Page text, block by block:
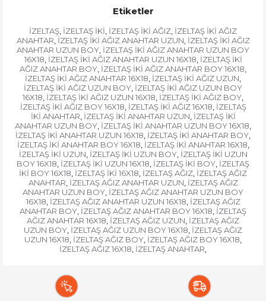
Etiketler
İZELTAŞ, İZELTAŞ İKİ, İZELTAŞ İKİ AĞIZ, İZELTAŞ İKİ AĞIZ
ANAHTAR, İZELTAŞ İKİ AĞIZ ANAHTAR UZUN, İZELTAŞ İKİ AĞIZ
ANAHTAR UZUN BOY, İZELTAŞ İKİ AĞIZ ANAHTAR UZUN BOY
16X18, İZELTAŞ İKİ AĞIZ ANAHTAR UZUN 16X18, İZELTAŞ İKİ
AĞIZ ANAHTAR BOY, İZELTAŞ İKİ AĞIZ ANAHTAR BOY 16X18,
İZELTAŞ İKİ AĞIZ ANAHTAR 16X18, İZELTAŞ İKİ AĞIZ UZUN,
İZELTAŞ İKİ AĞIZ UZUN BOY, İZELTAŞ İKİ AĞIZ UZUN BOY
16X18, İZELTAŞ İKİ AĞIZ UZUN 16X18, İZELTAŞ İKİ AĞIZ BOY,
İZELTAŞ İKİ AĞIZ BOY 16X18, İZELTAŞ İKİ AĞIZ 16X18, İZELTAŞ
İKİ ANAHTAR, İZELTAŞ İKİ ANAHTAR UZUN, İZELTAŞ İKİ
ANAHTAR UZUN BOY, İZELTAŞ İKİ ANAHTAR UZUN BOY 16X18,
İZELTAŞ İKİ ANAHTAR UZUN 16X18, İZELTAŞ İKİ ANAHTAR BOY,
İZELTAŞ İKİ ANAHTAR BOY 16X18, İZELTAŞ İKİ ANAHTAR 16X18,
İZELTAŞ İKİ UZUN, İZELTAŞ İKİ UZUN BOY, İZELTAŞ İKİ UZUN
BOY 16X18, İZELTAŞ İKİ UZUN 16X18, İZELTAŞ İKİ BOY, İZELTAŞ
İKİ BOY 16X18, İZELTAŞ İKİ 16X18, İZELTAŞ AĞIZ, İZELTAŞ AĞIZ
ANAHTAR, İZELTAŞ AĞIZ ANAHTAR UZUN, İZELTAŞ AĞIZ
ANAHTAR UZUN BOY, İZELTAŞ AĞIZ ANAHTAR UZUN BOY
16X18, İZELTAŞ AĞIZ ANAHTAR UZUN 16X18, İZELTAŞ AĞIZ
ANAHTAR BOY, İZELTAŞ AĞIZ ANAHTAR BOY 16X18, İZELTAŞ
AĞIZ ANAHTAR 16X18, İZELTAŞ AĞIZ UZUN, İZELTAŞ AĞIZ
UZUN BOY, İZELTAŞ AĞIZ UZUN BOY 16X18, İZELTAŞ AĞIZ
UZUN 16X18, İZELTAŞ AĞIZ BOY, İZELTAŞ AĞIZ BOY 16X18,
İZELTAŞ AĞIZ 16X18, İZELTAŞ ANAHTAR,